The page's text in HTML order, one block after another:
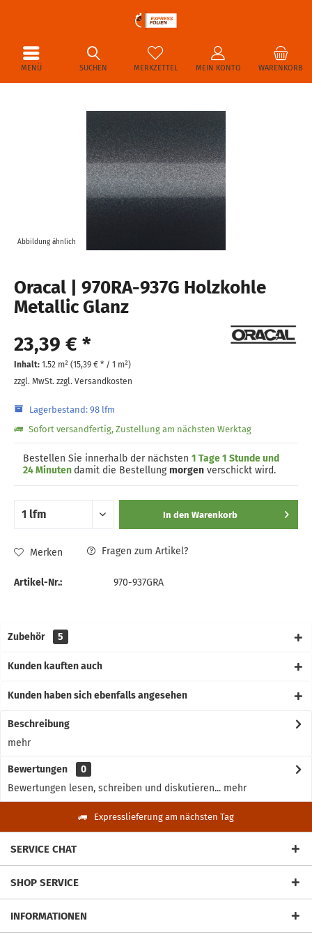
MENÜ WARENKORB
MERKZETTEL MEIN KONTO
SUCHEN
Abbildung ähnlich
Oracal | 970RA-937G Holzkohle
Metallic Glanz
23,39 € *
Inhalt: 1.52 m² (15,39 € * / 1 m²)
zzgl. MwSt. zzgl. Versandkosten
Lagerbestand: 98 lfm
Sofort versandfertig, Zustellung am nächsten Werktag
Bestellen Sie innerhalb der nächsten 1 Tage 1 Stunde und
24 Minuten damit die Bestellungmorgen verschickt wird.
In den Warenkorb
Merken Fragen zum Artikel?
Artikel-Nr.: 970-937GRA
Zubehör 5
Kunden kauften auch
Kunden haben sich ebenfalls angesehen
Beschreibung
mehr
Bewertungen
0
Bewertungen lesen, schreiben und diskutieren... mehr
Expresslieferung am nächsten Tag
SERVICE CHAT
SHOP SERVICE
INFORMATIONEN